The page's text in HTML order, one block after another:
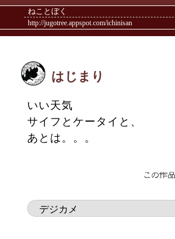
ねことぼく
http://jugotree.appspot.com/ichinisan
はじまり
いい天気
サイフとケータイと、
あとは。。。
デジカメ